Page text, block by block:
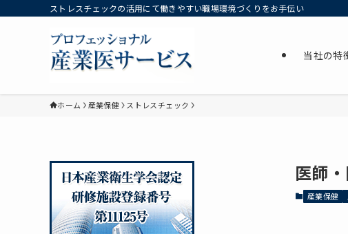
ストレスチェックの活用にて働きやすい職場環境づくりをお手伝い
当社の特
ホーム 産業保健 ストレスチェック
医師
産業保健